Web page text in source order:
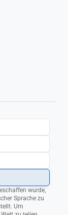
wurde,
Sprache zu
Um